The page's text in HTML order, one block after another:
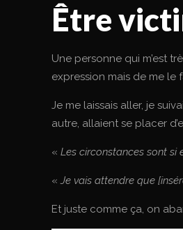
Être
Une personne qui m’est
expression mais de me le
Je me laissais aller, je
autre, allaient se placer
«Les circonstances sont si
«Je vais attendre que
Et juste comme ça, on